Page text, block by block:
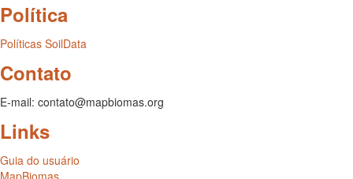
Política
Políticas SoilData
Contato
E-mail: contato@mapbiomas.org
Links
Guia do usuário